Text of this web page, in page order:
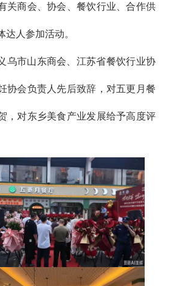
关商会、协会、餐饮行业、合作供
达人参加活动。
乌市山东商会、江苏省餐饮行业协
协会负责人先后致辞，对五更月餐
，对东乡美食产业发展给予高度评